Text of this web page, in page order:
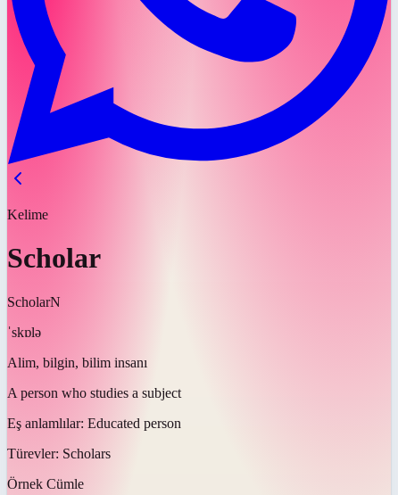
Kelime
Scholar
ScholarN
ˈskɒlə
Alim, bilgin, bilim insanı
A person who studies a subject
Eş anlamlılar: Educated person
Türevler: Scholars
Örnek Cümle